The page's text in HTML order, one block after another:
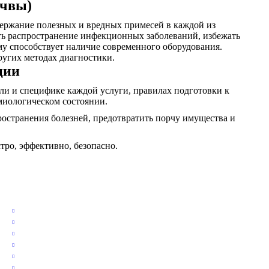
полезных и вредных примесей в каждой из
распространение инфекционных заболеваний, избежать
наличие современного оборудования.
методах диагностики.
и специфике каждой услуги, правилах подготовки к
состоянии.
болезней, предотвратить порчу имущества и
эффективно, безопасно.